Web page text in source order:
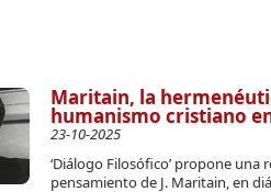
Maritain, la
humanismo cristiano
23-10-2025
‘Diálogo Filosófico’ propone
pensamiento de J. Maritain, en